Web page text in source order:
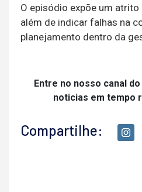
O episódio expõe um
além de indicar falhas na
planejamento dentro da
Entre no nosso canal
noticias em tempo
Compartilhe: